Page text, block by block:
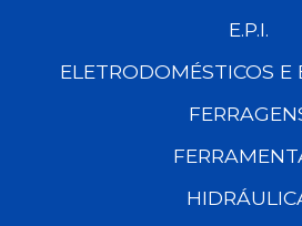
E.P.I.
ELETRODOMÉSTICOS E